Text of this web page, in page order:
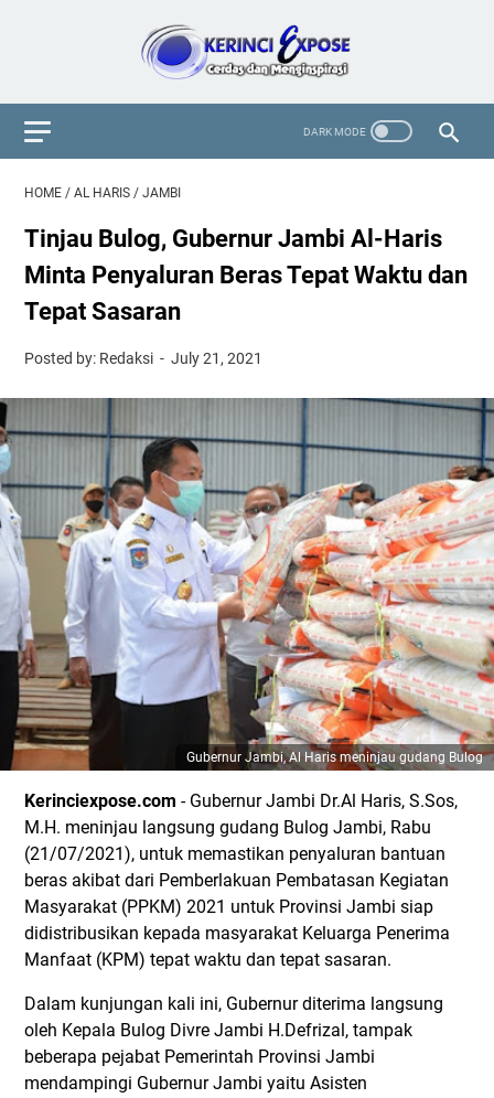
HOME / AL HARIS / JAMBI
Tinjau Bulog, Gubernur Jambi Al-Haris
Minta Penyaluran Beras Tepat Waktu dan
Tepat Sasaran
Posted by: Redaksi July 21, 2021
Gubernur Jambi, Al Haris meninjau gudang Bulog
Kerinciexpose.com - Gubernur Jambi Dr.Al Haris, S.Sos,
M.H. meninjau langsung gudang Bulog Jambi, Rabu
(21/07/2021), untuk memastikan penyaluran bantuan
beras akibat dari Pemberlakuan Pembatasan Kegiatan
Masyarakat (PPKM) 2021 untuk Provinsi Jambi siap
didistribusikan kepada masyarakat Keluarga Penerima
Manfaat (KPM) tepat waktu dan tepat sasaran.
Dalam kunjungan kali ini, Gubernur diterima langsung
oleh Kepala Bulog Divre Jambi H.Defrizal, tampak
beberapa pejabat Pemerintah Provinsi Jambi
mendampingi Gubernur Jambi yaitu Asisten